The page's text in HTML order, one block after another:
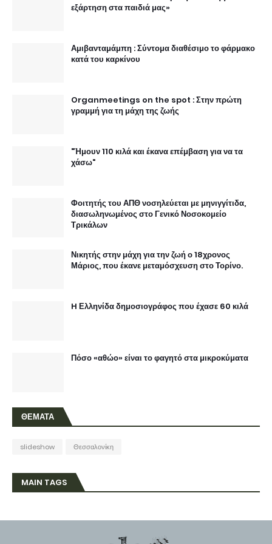
εξάρτηση στα παιδιά μας»
Αμιβανταμάμπη : Σύντομα διαθέσιμο το φάρμακο
κατά του καρκίνου
Organmeetings on the spot : Στην πρώτη
γραμμή για τη μάχη της ζωής
"Ήμουν 110 κιλά και έκανα επέμβαση για να τα
χάσω"
Φοιτητής του ΑΠΘ νοσηλεύεται με μηνιγγίτιδα,
διασωληνωμένος στο Γενικό Νοσοκομείο
Τρικάλων
Νικητής στην μάχη για την ζωή ο 18χρονος
Μάριος, που έκανε μεταμόσχευση στο Τορίνο.
H Ελληνίδα δημοσιογράφος που έχασε 60 κιλά
Πόσο «αθώο» είναι το φαγητό στα μικροκύματα
ΘΕΜΑΤΑ
slideshow Θεσσαλονίκη
MAIN TAGS